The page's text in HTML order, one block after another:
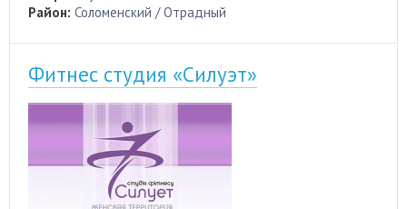
Район: Соломенский / Отрадный
Фитнес студия «Силуэт»